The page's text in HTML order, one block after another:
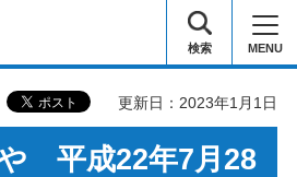
検索 MENU
更新日：2023年1月1日
平成22年7月28